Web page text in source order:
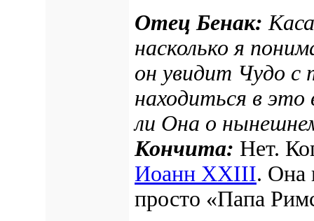
Отец Бенак:
насколько я
он увидит Чудо с
находиться в это
ли Она о
Кончита: Нет.
Иоанн XXIII. Она
просто «Папа